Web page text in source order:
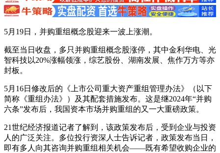
5月19日，并购重组概念股迎来一波上涨潮。
截至当日收盘，多只并购重组概念股涨停，其中金利华电、光
智科技以20%涨幅领涨，综艺股份、湖南发展、焦作万方等亦
封板。
5月16日修改后的《上市公司重大资产重组管理办法》（以下
简称《重组办法》）及其配套措施发布。这是继2024年“并购
六条”发布后，我国资本市场并购重组的又一大重磅政策。
21世纪经济报道记者了解到，该政策发布后，受到企业与投资
人的广泛关注。多位投行资深人士告诉记者，政策发布当日，
即有多人向其咨询并购重组相关机会——既有希望收购企业的